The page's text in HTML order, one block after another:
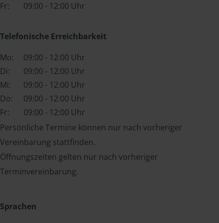
Fr:
09:00 - 12:00 Uhr
Telefonische Erreichbarkeit
Mo:
09:00 - 12:00 Uhr
Di:
09:00 - 12:00 Uhr
Mi:
09:00 - 12:00 Uhr
Do:
09:00 - 12:00 Uhr
Fr:
09:00 - 12:00 Uhr
Persönliche Termine können nur nach vorheriger
Vereinbarung stattfinden.
Öffnungszeiten gelten nur nach vorheriger
Terminvereinbarung.
Sprachen